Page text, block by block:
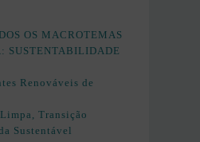
OS MACROTEMAS
SUSTENTABILIDADE
Renováveis de
, Transição
Sustentável